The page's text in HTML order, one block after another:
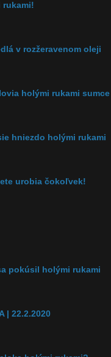
rukami!
v rozžeravenom oleji
holými rukami sumce
hniezdo holými rukami
urobia čokoľvek!
pokúsil holými rukami
| 22.2.2020